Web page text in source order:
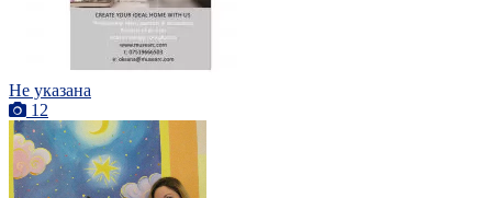
Не указана
12